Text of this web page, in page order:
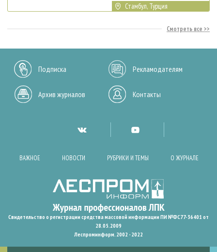
Стамбул, Турция
Смотреть все
Подписка Рекламодателям
Архив журналов Контакты
ВАЖНОЕ НОВОСТИ РУБРИКИ И ТЕМЫ О ЖУРНАЛЕ
Свидетельство о регистрации средства массовой информации ПИ №ФС77-36401 от
28.05.2009
Леспроминформ. 2002 - 2022